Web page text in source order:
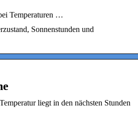
Temperaturen …
Sonnenstunden und
liegt in den nächsten Stunden